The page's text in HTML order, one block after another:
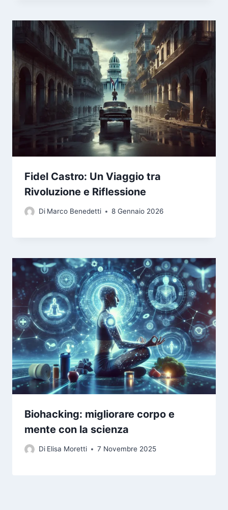
Fidel Castro: Un Viaggio tra
Rivoluzione e Riflessione
Di Marco Benedetti 8 Gennaio 2026
Biohacking: migliorare corpo e
mente con la scienza
Di Elisa Moretti 7 Novembre 2025